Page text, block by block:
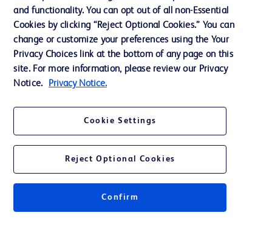
お問い合わせ
Cookie Preferences
プライバシーポリシー
© 2026 BD. All rights reserved. BD and the BD Logo are trademarks of
Becton, Dickinson and Company. All other trademarks are the property of
and functionality. You can opt out of all non-Essential
Cookies by clicking “Reject Optional Cookies.” You can
change or customize your preferences using the Your
Privacy Choices link at the bottom of any page on this
site. For more information, please review our Privacy
Notice.
Privacy Notice.
Cookie Settings
Reject Optional Cookies
Confirm